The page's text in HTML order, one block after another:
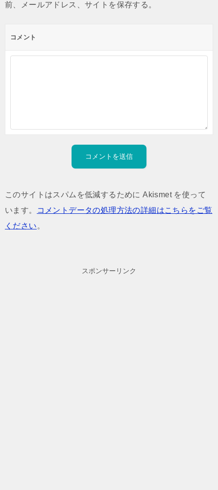
前、メールアドレス、サイトを保存する。
コメント
このサイトはスパムを低減するために Akismet を使って
います。
コメントデータの処理方法の詳細はこちらをご覧
ください 。
スポンサーリンク